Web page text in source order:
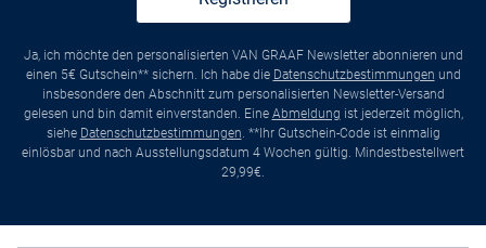
Ja, ich möchte den personalisierten VAN GRAAF Newsletter abonnieren und
einen 5€ Gutschein** sichern. Ich habe die Datenschutzbestimmungen und
insbesondere den Abschnitt zum personalisierten Newsletter-Versand
gelesen und bin damit einverstanden. Eine Abmeldung ist jederzeit möglich,
siehe Datenschutzbestimmungen. **Ihr Gutschein-Code ist einmalig
einlösbar und nach Ausstellungsdatum 4 Wochen gültig. Mindestbestellwert
29,99€.